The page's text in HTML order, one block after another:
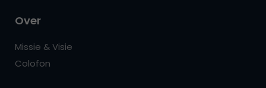
Over
Missie & Visie
Colofon